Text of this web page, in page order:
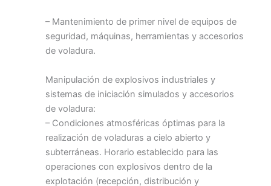
– Mantenimiento de primer nivel de equipos de
seguridad, máquinas, herramientas y accesorios
de voladura.
Manipulación de explosivos industriales y
sistemas de iniciación simulados y accesorios
de voladura:
– Condiciones atmosféricas óptimas para la
realización de voladuras a cielo abierto y
subterráneas. Horario establecido para las
operaciones con explosivos dentro de la
explotación (recepción, distribución y